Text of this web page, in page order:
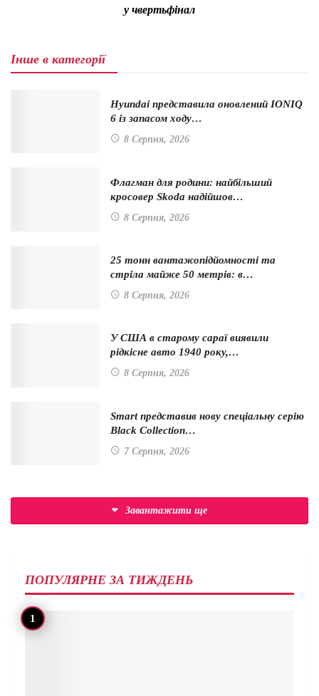
у чвертьфінал
Інше в категорії
Hyundai представила оновлений IONIQ
6 із запасом ходу…
8 Серпня, 2026
Флагман для родини: найбільший
кросовер Skoda надійшов…
8 Серпня, 2026
25 тонн вантажопідйомності та
стріла майже 50 метрів: в…
8 Серпня, 2026
У США в старому сараї виявили
рідкісне авто 1940 року,…
8 Серпня, 2026
Smart представив нову спеціальну серію
Black Collection…
7 Серпня, 2026
Завантажити ще
ПОПУЛЯРНЕ ЗА ТИЖДЕНЬ